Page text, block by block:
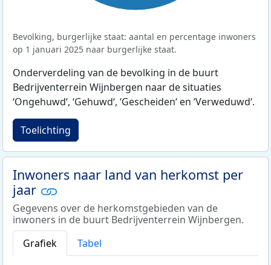
Bevolking, burgerlijke staat: aantal en percentage inwoners
op 1 januari 2025 naar burgerlijke staat.
Onderverdeling van de bevolking in de buurt
Bedrijventerrein Wijnbergen naar de situaties
‘Ongehuwd‘, ‘Gehuwd‘, ‘Gescheiden‘ en ‘Verweduwd‘.
Toelichting
Inwoners naar land van herkomst per
jaar
Gegevens over de herkomstgebieden van de
inwoners in de buurt Bedrijventerrein Wijnbergen.
Grafiek
Tabel